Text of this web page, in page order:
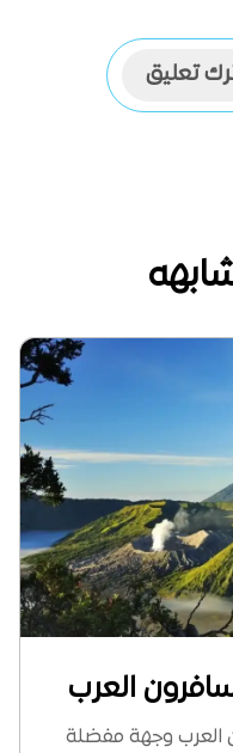
تعليق
العرب
العرب وجهة مفضلة